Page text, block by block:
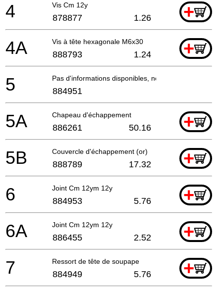
Vis Cm 12y +
4 878877 1.26
Vis à tête hexagonale M6x30 +
4A 888793 1.24
Pas d'informations disponibles, non commandable
5 884951
Chapeau d'échappement +
5A 886261 50.16
Couvercle d'échappement (or) +
5B 888789 17.32
Joint Cm 12ym 12y +
6 884953 5.76
Joint Cm 12ym 12y +
6A 886455 2.52
Ressort de tête de soupape +
7 884949 5.76